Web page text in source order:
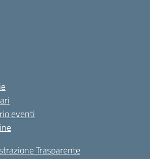
eventi
Trasparente